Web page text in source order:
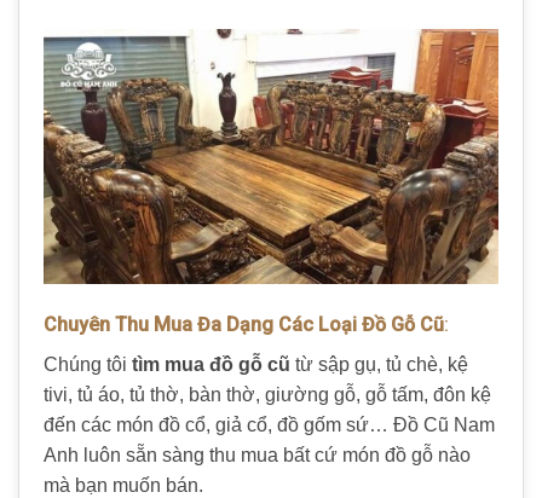
Chuyên Thu Mua Đa Dạng Các Loại Đồ Gỗ Cũ:
Chúng tôi tìm mua đồ gỗ cũ từ sập gụ, tủ chè, kệ
tivi, tủ áo, tủ thờ, bàn thờ, giường gỗ, gỗ tấm, đôn kệ
đến các món đồ cổ, giả cổ, đồ gốm sứ… Đồ Cũ Nam
Anh luôn sẵn sàng thu mua bất cứ món đồ gỗ nào
mà bạn muốn bán.